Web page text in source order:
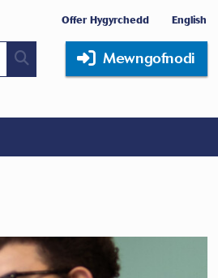
Offer Hygyrchedd English
Mewngofnodi